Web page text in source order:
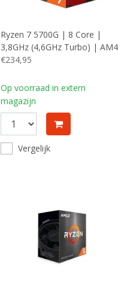
Ryzen 7 5700G | 8 Core |
3,8GHz (4,6GHz Turbo) | AM4
| Processor | CPU
€234,95
Op voorraad in extern
magazijn
Vergelijk